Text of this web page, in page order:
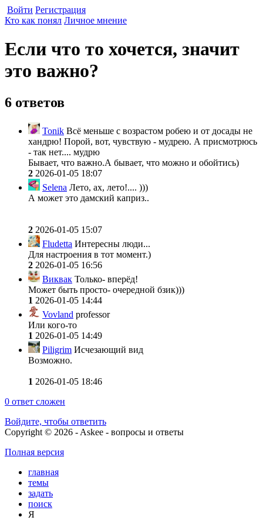
Войти Регистрация
Кто как понял Личное мнение
Если что то хочется, значит
это важно?
6 ответов
Tonik Всё меньше с возрастом робею и от досады не
хандрю! Порой, вот, чувствую - мудрею. А присмотрюсь
- так нет.... мудрю
Бывает, что важно.А бывает, что можно и обойтись)
2 2026-01-05 18:07
Selena Лето, ах, лето!.... )))
А может это дамский каприз..
2 2026-01-05 15:07
Fludetta Интересны люди...
Для настроения в тот момент.)
2 2026-01-05 16:56
Виквак Только- вперёд!
Может быть просто- очередной бзик)))
1 2026-01-05 14:44
Vovland professor
Или кого-то
1 2026-01-05 14:49
Piligrim Исчезающий вид
Возможно.
1 2026-01-05 18:46
0 ответ сложен
Войдите, чтобы ответить
Copyright © 2026 - Askee - вопросы и ответы
Полная версия
главная
темы
задать
поиск
Я